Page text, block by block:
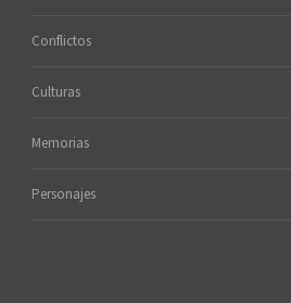
Conflictos
Culturas
Memorias
Personajes